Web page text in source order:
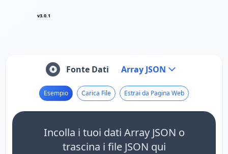
v3.0.1
Fonte Dati Array JSON
Esempio Carica File Estrai da Pagina Web
Incolla i tuoi dati Array JSON o
trascina i file JSON qui